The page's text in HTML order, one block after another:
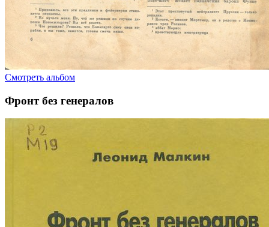
Смотреть альбом
Фронт без генералов